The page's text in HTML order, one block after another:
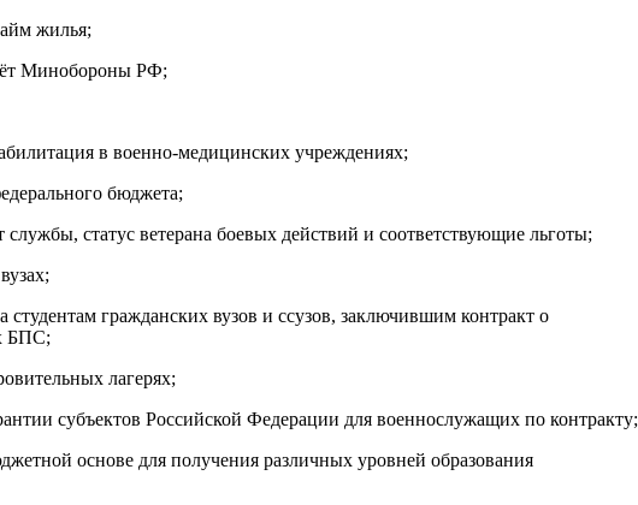
жилья;
Минобороны РФ;
в военно-медицинских учреждениях;
бюджета;
статус ветерана боевых действий и соответствующие льготы;
студентам гражданских вузов и ссузов, заключившим контракт о
БПС;
лагерях;
субъектов Российской Федерации для военнослужащих по контракту;
основе для получения различных уровней образования